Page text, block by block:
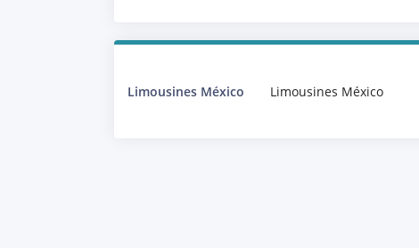
Limousines México Limousines México